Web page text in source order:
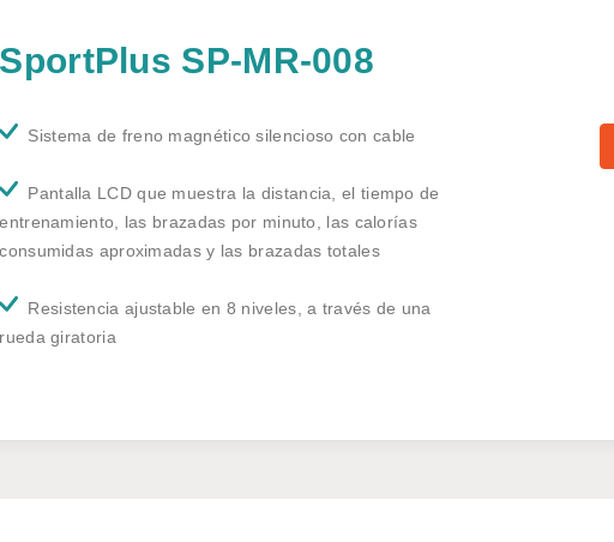
SportPlus SP-MR-008
Sistema de freno magnético silencioso con cable
Pantalla LCD que muestra la distancia, el tiempo de
entrenamiento, las brazadas por minuto, las calorías
consumidas aproximadas y las brazadas totales
Resistencia ajustable en 8 niveles, a través de una
rueda giratoria